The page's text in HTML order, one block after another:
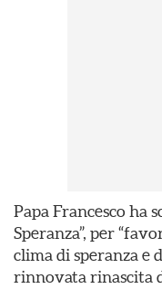
Papa Francesco ha
Speranza”, per
clima di speranza e
rinnovata rinascita